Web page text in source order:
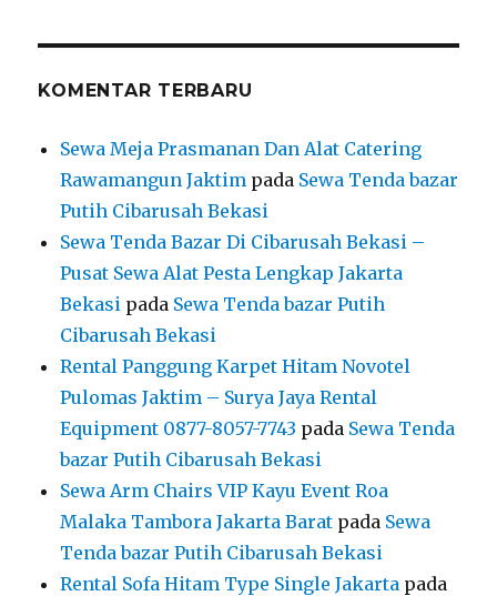
KOMENTAR TERBARU
Sewa Meja Prasmanan Dan Alat Catering
Rawamangun Jaktim pada Sewa Tenda bazar
Putih Cibarusah Bekasi
Sewa Tenda Bazar Di Cibarusah Bekasi –
Pusat Sewa Alat Pesta Lengkap Jakarta
Bekasi pada Sewa Tenda bazar Putih
Cibarusah Bekasi
Rental Panggung Karpet Hitam Novotel
Pulomas Jaktim – Surya Jaya Rental
Equipment 0877-8057-7743 pada Sewa Tenda
bazar Putih Cibarusah Bekasi
Sewa Arm Chairs VIP Kayu Event Roa
Malaka Tambora Jakarta Barat pada Sewa
Tenda bazar Putih Cibarusah Bekasi
Rental Sofa Hitam Type Single Jakarta pada